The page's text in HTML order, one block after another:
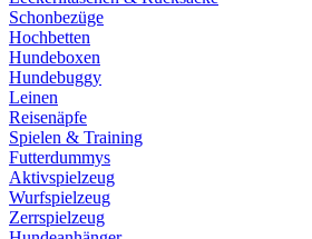
Schonbezüge
Hochbetten
Hundeboxen
Hundebuggy
Leinen
Reisenäpfe
Spielen & Training
Futterdummys
Aktivspielzeug
Wurfspielzeug
Zerrspielzeug